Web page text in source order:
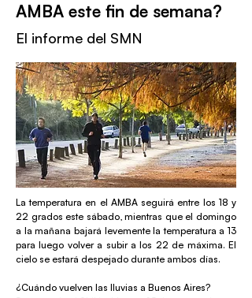
AMBA este fin de semana?
El informe del SMN
La temperatura en el AMBA seguirá entre los 18 y
22 grados este sábado, mientras que el domingo
a la mañana bajará levemente la temperatura a 13
para luego volver a subir a los 22 de máxima. El
cielo se estará despejado durante ambos días.
¿Cuándo vuelven las lluvias a Buenos Aires?